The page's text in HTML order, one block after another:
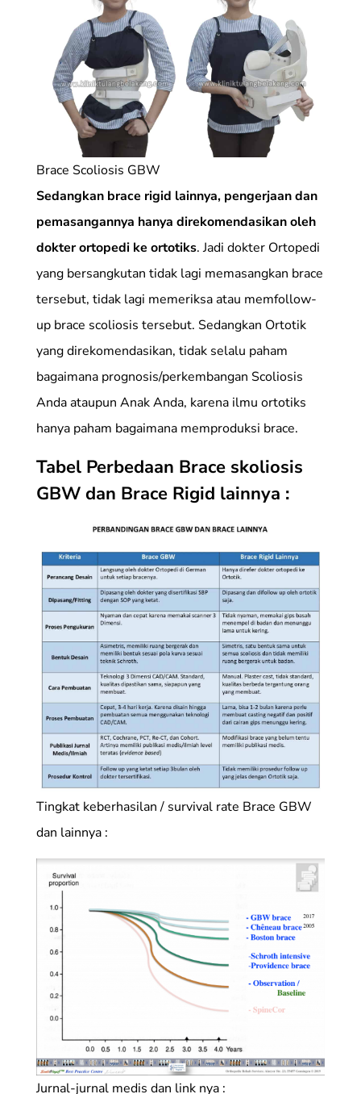
Brace Scoliosis GBW
Sedangkan brace rigid lainnya, pengerjaan dan
pemasangannya hanya direkomendasikan oleh
dokter ortopedi ke ortotiks. Jadi dokter Ortopedi
yang bersangkutan tidak lagi memasangkan brace
tersebut, tidak lagi memeriksa atau memfollow-
up brace scoliosis tersebut. Sedangkan Ortotik
yang direkomendasikan, tidak selalu paham
bagaimana prognosis/perkembangan Scoliosis
Anda ataupun Anak Anda, karena ilmu ortotiks
hanya paham bagaimana memproduksi brace.
Tabel Perbedaan Brace skoliosis
GBW dan Brace Rigid lainnya :
Tingkat keberhasilan / survival rate Brace GBW
dan lainnya :
Jurnal-jurnal medis dan link nya :